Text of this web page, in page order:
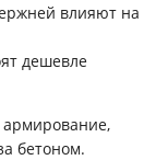
влияют на
дешевле
бетоном.